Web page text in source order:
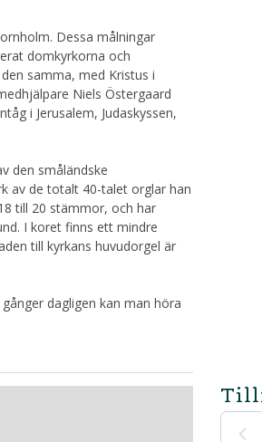
Dessa målningar
domkyrkorna och
samma, med Kristus i
Niels Östergaard
i Jerusalem, Judaskyssen,
den småländske
av de totalt 40-talet orglar han
till 20 stämmor, och har
I koret finns ett mindre
till kyrkans huvudorgel är
dagligen kan man höra